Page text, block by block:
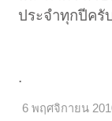
ประจำทุกปีครั
.
6 พฤศจิกายน